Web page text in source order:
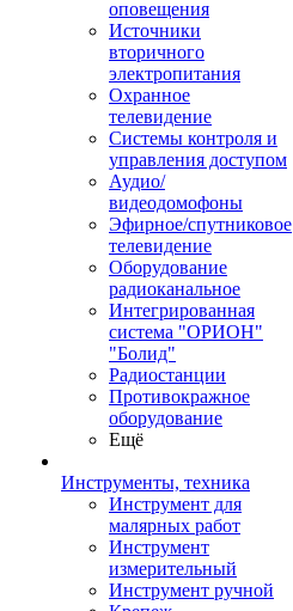
оповещения
Источники
вторичного
электропитания
Охранное
телевидение
Системы контроля и
управления доступом
Аудио/
видеодомофоны
Эфирное/спутниковое
телевидение
Оборудование
радиоканальное
Интегрированная
система "ОРИОН"
"Болид"
Радиостанции
Противокражное
оборудование
Ещё
Инструменты, техника
Инструмент для
малярных работ
Инструмент
измерительный
Инструмент ручной